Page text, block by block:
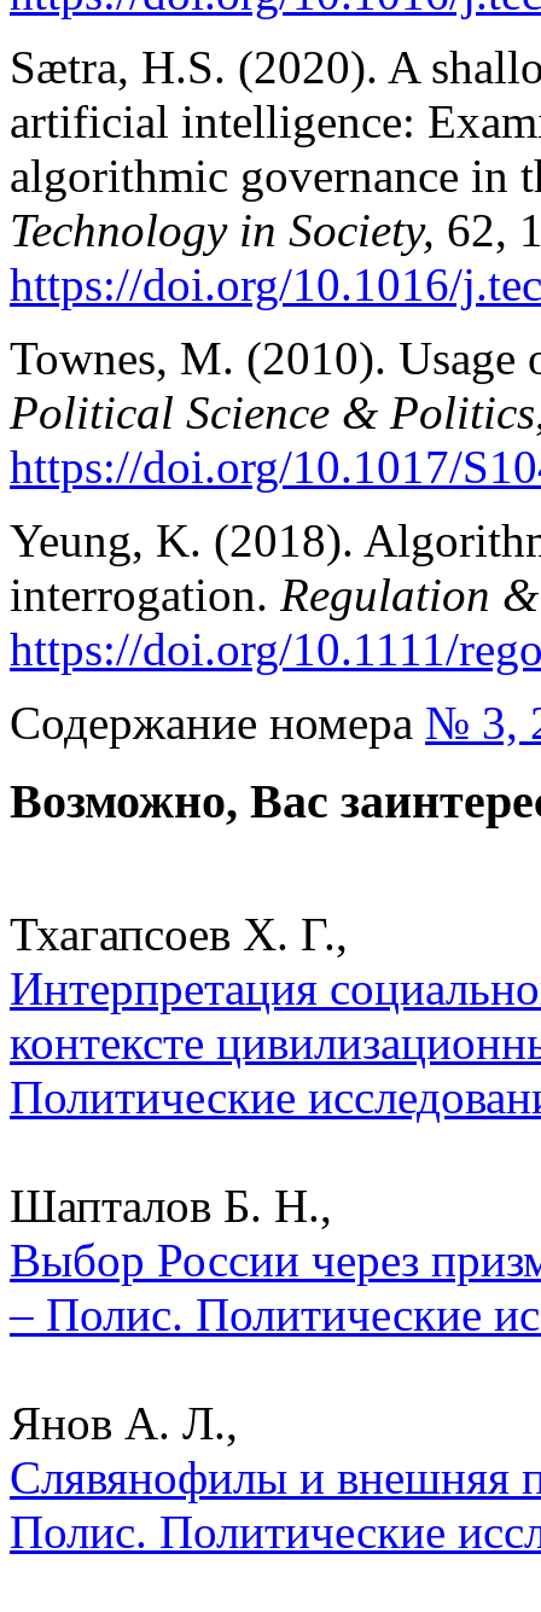
Sætra, H.S. (2020). A
artificial intelligence:
algorithmic governance in
Technology in Society, 62,
https://doi.org/10.1016/
Townes, M. (2010).
Political Science & Politics
https://doi.org/10.1017/
Yeung, K. (2018).
interrogation. Regulation
https://doi.org/10.1111/
Содержание номера № 3,
Возможно, Вас
Тхагапсоев Х. Г.,
Интерпретация
контексте
Политические
Шапталов Б. Н.,
Выбор России через
– Полис. Политические
Янов А. Л.,
Слявянофилы и внешняя
Полис. Политические